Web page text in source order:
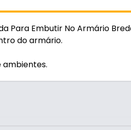
Para Embutir No Armário
do armário.
ambientes.